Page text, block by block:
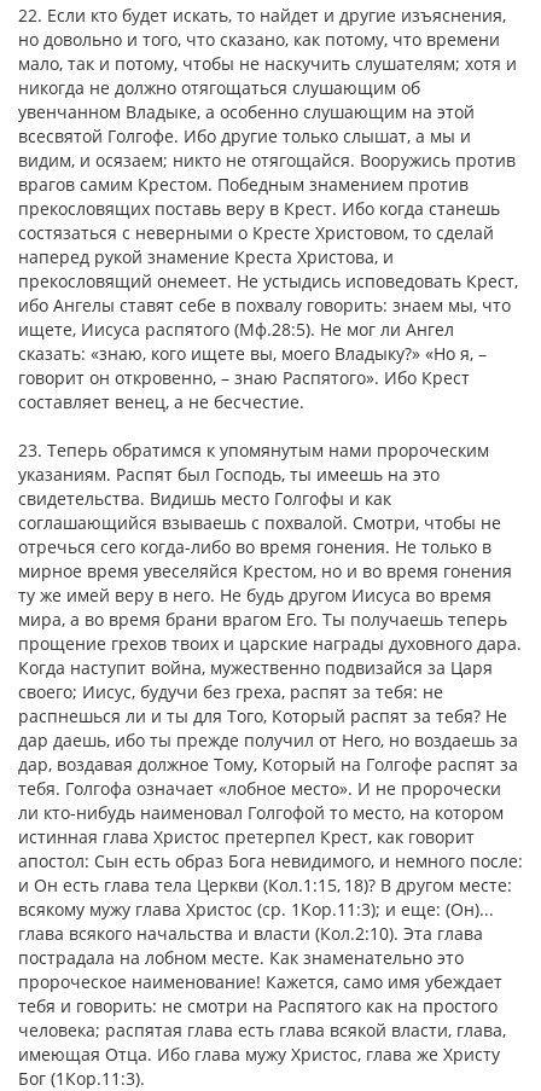
22. Если кто будет искать, то найдет и другие изъяснения,
но довольно и того, что сказано, как потому, что времени
мало, так и потому, чтобы не наскучить слушателям; хотя и
никогда не должно отягощаться слушающим об
увенчанном Владыке, а особенно слушающим на этой
всесвятой Голгофе. Ибо другие только слышат, а мы и
видим, и осязаем; никто не отягощайся. Вооружись против
врагов самим Крестом. Победным знамением против
прекословящих поставь веру в Крест. Ибо когда станешь
состязаться с неверными о Кресте Христовом, то сделай
наперед рукой знамение Креста Христова, и
прекословящий онемеет. Не устыдись исповедовать Крест,
ибо Ангелы ставят себе в похвалу говорить: знаем мы, что
ищете, Иисуса распятого (Мф.28:5). Не мог ли Ангел
сказать: «знаю, кого ищете вы, моего Владыку?» «Но я, –
говорит он откровенно, – знаю Распятого». Ибо Крест
составляет венец, а не бесчестие.
23. Теперь обратимся к упомянутым нами пророческим
указаниям. Распят был Господь, ты имеешь на это
свидетельства. Видишь место Голгофы и как
соглашающийся взываешь с похвалой. Смотри, чтобы не
отречься сего когда-либо во время гонения. Не только в
мирное время увеселяйся Крестом, но и во время гонения
ту же имей веру в него. Не будь другом Иисуса во время
мира, а во время брани врагом Его. Ты получаешь теперь
прощение грехов твоих и царские награды духовного дара.
Когда наступит война, мужественно подвизайся за Царя
своего; Иисус, будучи без греха, распят за тебя: не
распнешься ли и ты для Того, Который распят за тебя? Не
дар даешь, ибо ты прежде получил от Него, но воздаешь за
дар, воздавая должное Тому, Который на Голгофе распят за
тебя. Голгофа означает «лобное место». И не пророчески
ли кто-нибудь наименовал Голгофой то место, на котором
истинная глава Христос претерпел Крест, как говорит
апостол: Сын есть образ Бога невидимого, и немного после:
и Он есть глава тела Церкви (Кол.1:15, 18)? В другом месте:
всякому мужу глава Христос (ср. 1Кор.11:3); и еще: (Он)...
глава всякого начальства и власти (Кол.2:10). Эта глава
пострадала на лобном месте. Как знаменательно это
пророческое наименование! Кажется, само имя убеждает
тебя и говорить: не смотри на Распятого как на простого
человека; распятая глава есть глава всякой власти, глава,
имеющая Отца. Ибо глава мужу Христос, глава же Христу
Бог (1Кор.11:3).